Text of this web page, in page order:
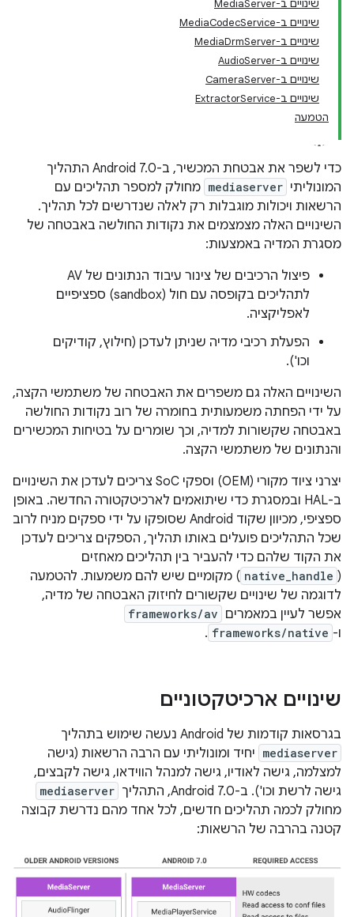
שינויים ב-MediaServer
שינויים ב-MediaCodecService
שינויים ב-MediaDrmServer
שינויים ב-AudioServer
שינויים ב-CameraServer
שינויים ב-ExtractorService
הטמעה
כדי לשפר את אבטחת המכשיר, ב-Android 7.0 התהליך
המונוליתי mediaserver מחולק למספר תהליכים עם
הרשאות ויכולות מוגבלות רק לאלה שנדרשים לכל תהליך.
השינויים האלה מצמצמים את נקודות החולשה באבטחה של
מסגרת המדיה באמצעות:
פיצול הרכיבים של צינור עיבוד הנתונים של AV
לתהליכים בקופסה עם חול (sandbox) ספציפיים
לאפליקציה.
הפעלת רכיבי מדיה שניתן לעדכן (חילוץ, קודיקים
וכו').
השינויים האלה גם משפרים את האבטחה של משתמשי הקצה,
על ידי הפחתה משמעותית בחומרה של רוב נקודות החולשה
באבטחה שקשורות למדיה, וכך שומרים על בטיחות המכשירים
והנתונים של משתמשי הקצה.
יצרני ציוד מקורי (OEM) וספקי SoC צריכים לעדכן את השינויים
ב-HAL ובמסגרת כדי שיתואמים לארכיטקטורה החדשה. באופן
ספציפי, מכיוון שקוד Android שסופקו על ידי ספקים מניח לרוב
שכל התהליכים פועלים באותו תהליך, הספקים צריכים לעדכן
את הקוד שלהם כדי להעביר בין תהליכים מאחזים
(
native_handle ) מקומיים שיש להם משמעות. להטמעה
לדוגמה של שינויים שקשורים לחיזוק האבטחה של מדיה,
אפשר לעיין במאמרים frameworks/av
ו- frameworks/native
.
שינויים ארכיטקטוניים
בגרסאות קודמות של Android נעשה שימוש בתהליך
mediaserver יחיד ומונוליתי עם הרבה הרשאות (גישה
למצלמה, גישה לאודיו, גישה למנהל הווידאו, גישה לקבצים,
גישה לרשת וכו'). ב-Android 7.0, התהליך
mediaserver
מחולק לכמה תהליכים חדשים, לכל אחד מהם נדרשת קבוצה
קטנה בהרבה של הרשאות: